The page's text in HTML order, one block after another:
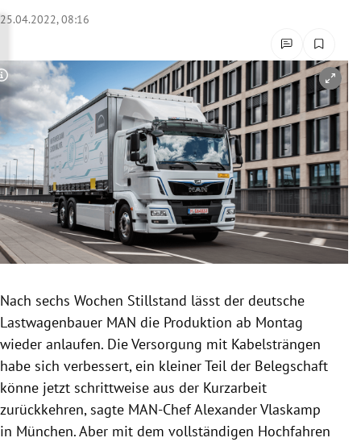
Untermenü
Untermenü
Untermenü
Untermenü
Untermenü
Untermenü
Untermenü
25.04.2022, 08:16
Copyright-Hinweis öffnen/schließen
Nach sechs Wochen Stillstand lässt der deutsche
Lastwagenbauer MAN die Produktion ab Montag
wieder anlaufen. Die Versorgung mit Kabelsträngen
habe sich verbessert, ein kleiner Teil der Belegschaft
könne jetzt schrittweise aus der Kurzarbeit
zurückkehren, sagte MAN-Chef Alexander Vlaskamp
in München. Aber mit dem vollständigen Hochfahren